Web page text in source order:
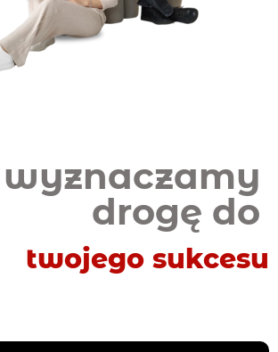
wyznaczamy
drogę do
twojego sukcesu